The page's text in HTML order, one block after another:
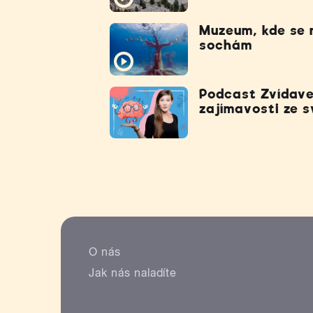
Muzeum, kde
sochám
Podcast
zajímavosti ze
O nás
Jak nás naladíte